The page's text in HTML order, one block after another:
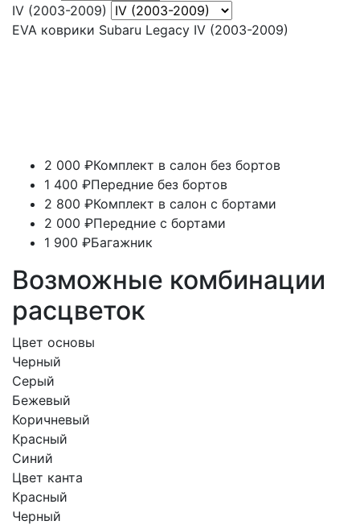
IV (2003-2009)
EVA коврики Subaru Legacy IV (2003-2009)
2 000 ₽Комплект в салон без бортов
1 400 ₽Передние без бортов
2 800 ₽Комплект в салон с бортами
2 000 ₽Передние с бортами
1 900 ₽Багажник
Возможные комбинации
расцветок
Цвет основы
Черный
Серый
Бежевый
Коричневый
Красный
Синий
Цвет канта
Красный
Черный